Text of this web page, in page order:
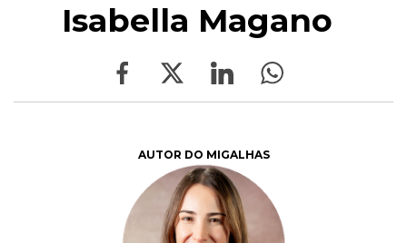
Isabella Magano
AUTOR DO MIGALHAS